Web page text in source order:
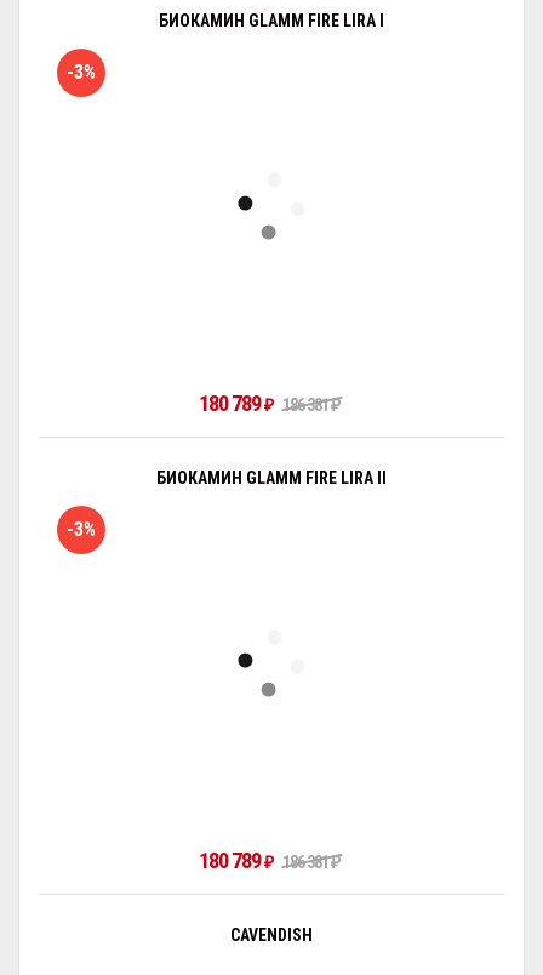
БИОКАМИН GLAMM FIRE LIRA I
-3%
180 789₽ 186 381₽
БИОКАМИН GLAMM FIRE LIRA II
-3%
180 789₽ 186 381₽
CAVENDISH